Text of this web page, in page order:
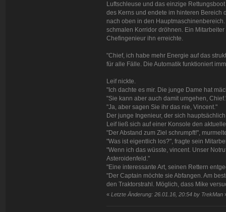
Luftschleuse und das einzige
des Kerns und endete im hinteren Bereich
nach oben in den
schmalen Korridor dröhnen. Ein
Chefingenieur ihn erreichte.
"Chief, ich habe mehr Energie auf das
für alle Fälle. Die Automatik funktioniert
Leif nickte.
"Ich dachte es mir. Die junge Dame hat
"Sie kann aber auch damit umgehen,
"Ja, aber sagen Sie ihr das nie, Vincent."
Der junge Ingenieur, der sich
Leif ließ sich auf einer Konsole den
"Der Abstand zum Ziel schrumpft!",
"Was ist eigentlich los?", fragte sein
"Wenn ich das wüsste, vincent. Unser
Asteroidenfeld."
"Eine interessante Art, seinen Rettern
"Der Captain möchte sie Abfangen. Am
den Traktorstrahl. Möglich, dass Mike
« Letzte Änderung: 26.01.16, 20:54 by TrekMan